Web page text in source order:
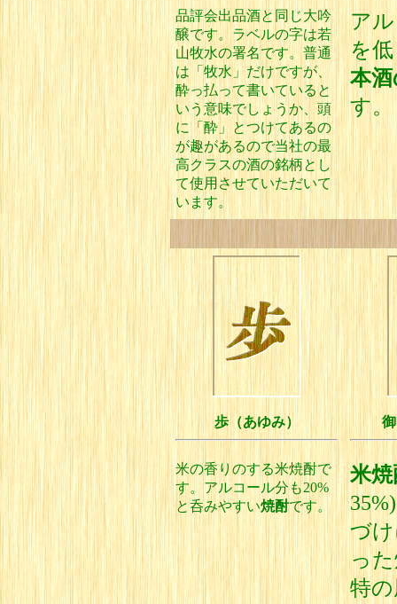
品評会出品酒と同じ大吟
醸です。ラベルの字は若
山牧水の署名です。普通
は「牧水」だけですが、
酔っ払って書いていると
いう意味でしょうか、頭
に「酔」とつけてあるの
が趣があるので当社の最
高クラスの酒の銘柄とし
て使用させていただいて
います。
ア
を
本
す
歩（あゆみ）
米の香りのする米焼酎で
す。アルコール分も20%
と呑みやすい焼酎です。
米焼
づ
っ
特